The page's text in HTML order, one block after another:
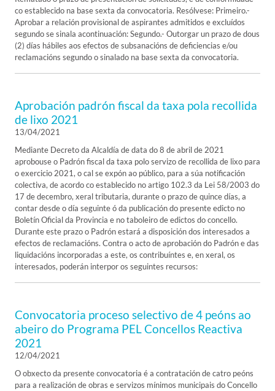
co establecido na base sexta da convocatoria. Resólvese: Primeiro.-
Aprobar a relación provisional de aspirantes admitidos e excluídos
segundo se sinala acontinuación: Segundo.- Outorgar un prazo de dous
(2) días hábiles aos efectos de subsanacións de deficiencias e/ou
reclamacións segundo o sinalado na base sexta da convocatoria.
Aprobación padrón fiscal da taxa pola recollida
de lixo 2021
13/04/2021
Mediante Decreto da Alcaldía de data do 8 de abril de 2021
aprobouse o Padrón fiscal da taxa polo servizo de recollida de lixo para
o exercicio 2021, o cal se expón ao público, para a súa notificación
colectiva, de acordo co establecido no artigo 102.3 da Lei 58/2003 do
17 de decembro, xeral tributaria, durante o prazo de quince días, a
contar desde o día seguinte ó da publicación do presente edicto no
Boletín Oficial da Provincia e no taboleiro de edictos do concello.
Durante este prazo o Padrón estará a disposición dos interesados a
efectos de reclamacións. Contra o acto de aprobación do Padrón e das
liquidacións incorporadas a este, os contribuíntes e, en xeral, os
interesados, poderán interpor os seguintes recursos:
Convocatoria proceso selectivo de 4 peóns ao
abeiro do Programa PEL Concellos Reactiva
2021
12/04/2021
O obxecto da presente convocatoria é a contratación de catro peóns
para a realización de obras e servizos mínimos municipais do Concello